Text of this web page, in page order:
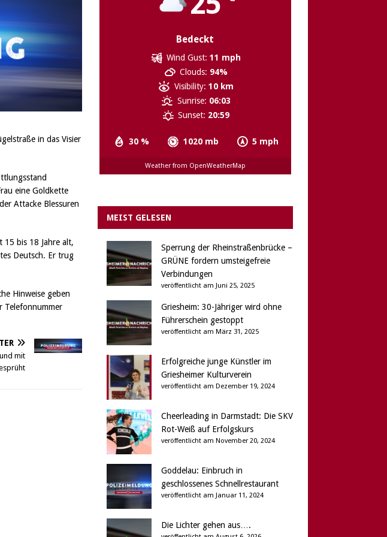
in das Visier
eine Goldkette
Attacke Blessuren
15 bis 18 Jahre alt,
Deutsch. Er trug
Hinweise geben
Telefonnummer
mit
Bedeckt
30 % 1020 mb 5 mph
Wind Gust: 11 mph
Clouds: 94%
Visibility: 10 km
Sunrise: 06:03
Sunset: 20:59
Weather from OpenWeatherMap
MEIST GELESEN
Sperrung der Rheinstraßenbrücke –
GRÜNE fordern umsteigefreie
Verbindungen
veröffentlicht am Juni 25, 2025
Griesheim: 30-Jähriger wird ohne
Führerschein gestoppt
veröffentlicht am März 31, 2025
Erfolgreiche junge Künstler im
Griesheimer Kulturverein
veröffentlicht am Dezember 19, 2024
Cheerleading in Darmstadt: Die SKV
Rot-Weiß auf Erfolgskurs
veröffentlicht am November 20, 2024
Goddelau: Einbruch in
geschlossenes Schnellrestaurant
veröffentlicht am Januar 11, 2024
Die Lichter gehen aus….